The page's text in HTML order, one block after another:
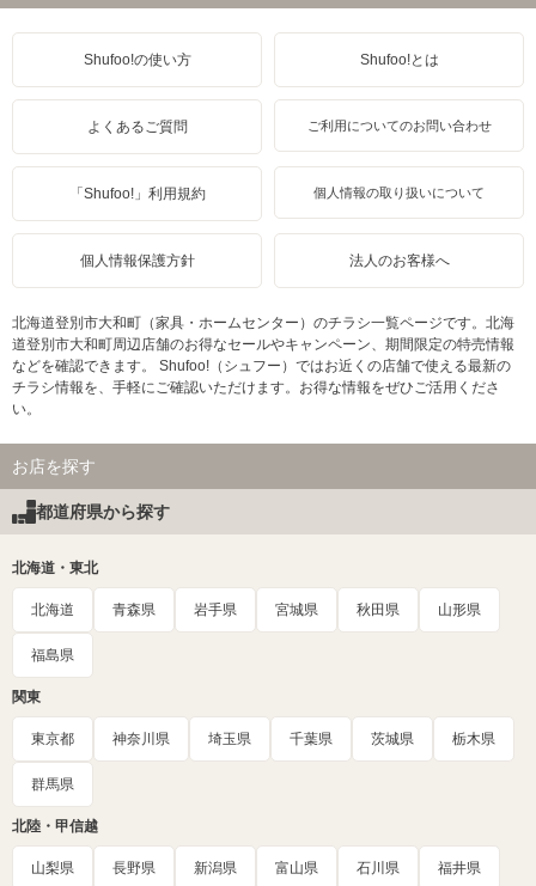
Shufoo!の使い方 Shufoo!とは
よくあるご質問 ご利用についてのお問い合わせ
「Shufoo!」利用規約 個人情報の取り扱いについて
個人情報保護方針 法人のお客様へ
北海道登別市大和町（家具・ホームセンター）のチラシ一覧ページです。北海
道登別市大和町周辺店舗のお得なセールやキャンペーン、期間限定の特売情報
などを確認できます。 Shufoo!（シュフー）ではお近くの店舗で使える最新の
チラシ情報を、手軽にご確認いただけます。お得な情報をぜひご活用くださ
い。
お店を探す
都道府県から探す
北海道・東北
北海道 青森県 岩手県 宮城県 秋田県 山形県
福島県
関東
東京都 神奈川県 埼玉県 千葉県 茨城県 栃木県
群馬県
北陸・甲信越
山梨県 長野県 新潟県 富山県 石川県 福井県